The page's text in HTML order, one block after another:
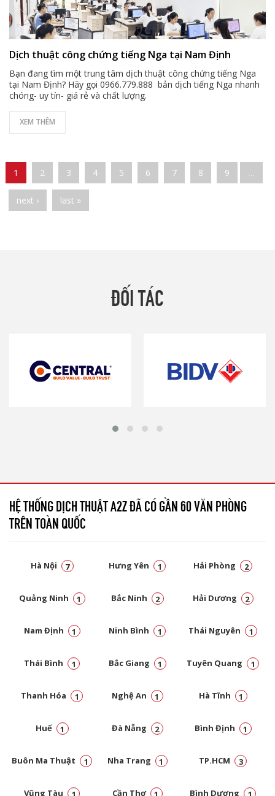
Dịch thuật công chứng tiếng Nga tại Nam Định
Bạn đang tìm một trung tâm dịch thuật công chứng tiếng Nga
tại Nam Định? Hãy gọi 0966.779.888 bản dịch tiếng Nga nhanh
chóng- uy tín- giá rẻ và chất lượng.
XEM THÊM
Pages
1 2 3 4 5 6 7 8 9 …
next › last »
ĐỐI TÁC
HỆ THỐNG DỊCH THUẬT A2Z ĐÃ CÓ GẦN 60 VĂN PHÒNG
TRÊN TOÀN QUỐC
Hà Nội 7 Hưng Yên 1 Hải Phòng 2
Quảng Ninh 1 Bắc Ninh 2 Hải Dương 2
Nam Định 1 Ninh Bình 1 Thái Nguyên 1
Thái Bình 1 Bắc Giang 1 Tuyên Quang 1
Thanh Hóa 1 Nghệ An 1 Hà Tĩnh 1
Huế 1 Đà Nẵng 2 Bình Định 1
Buôn Ma Thuật 1 Nha Trang 1 TP.HCM 3
Vũng Tàu Cần Thơ Bình Dương